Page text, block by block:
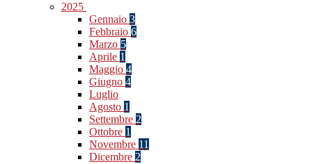
2025
Gennaio 3
Febbraio 6
Marzo 5
Aprile 1
Maggio 4
Giugno 4
Luglio
Agosto 1
Settembre 2
Ottobre 1
Novembre 11
Dicembre 2